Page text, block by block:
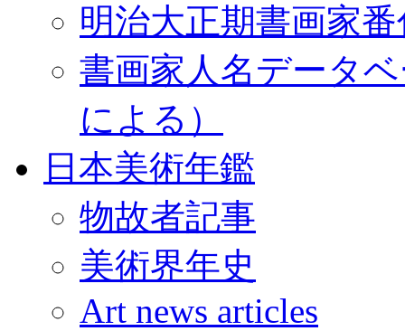
明治大正期書画家
書画家人名データ
による）
日本美術年鑑
物故者記事
美術界年史
Art news articles